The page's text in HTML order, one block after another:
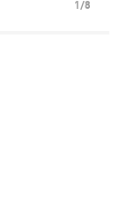
1/8